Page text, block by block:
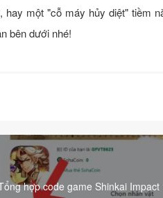
một "cỗ máy hủy diệt" tiềm
bên dưới nhé!
hợp code game Shinkai